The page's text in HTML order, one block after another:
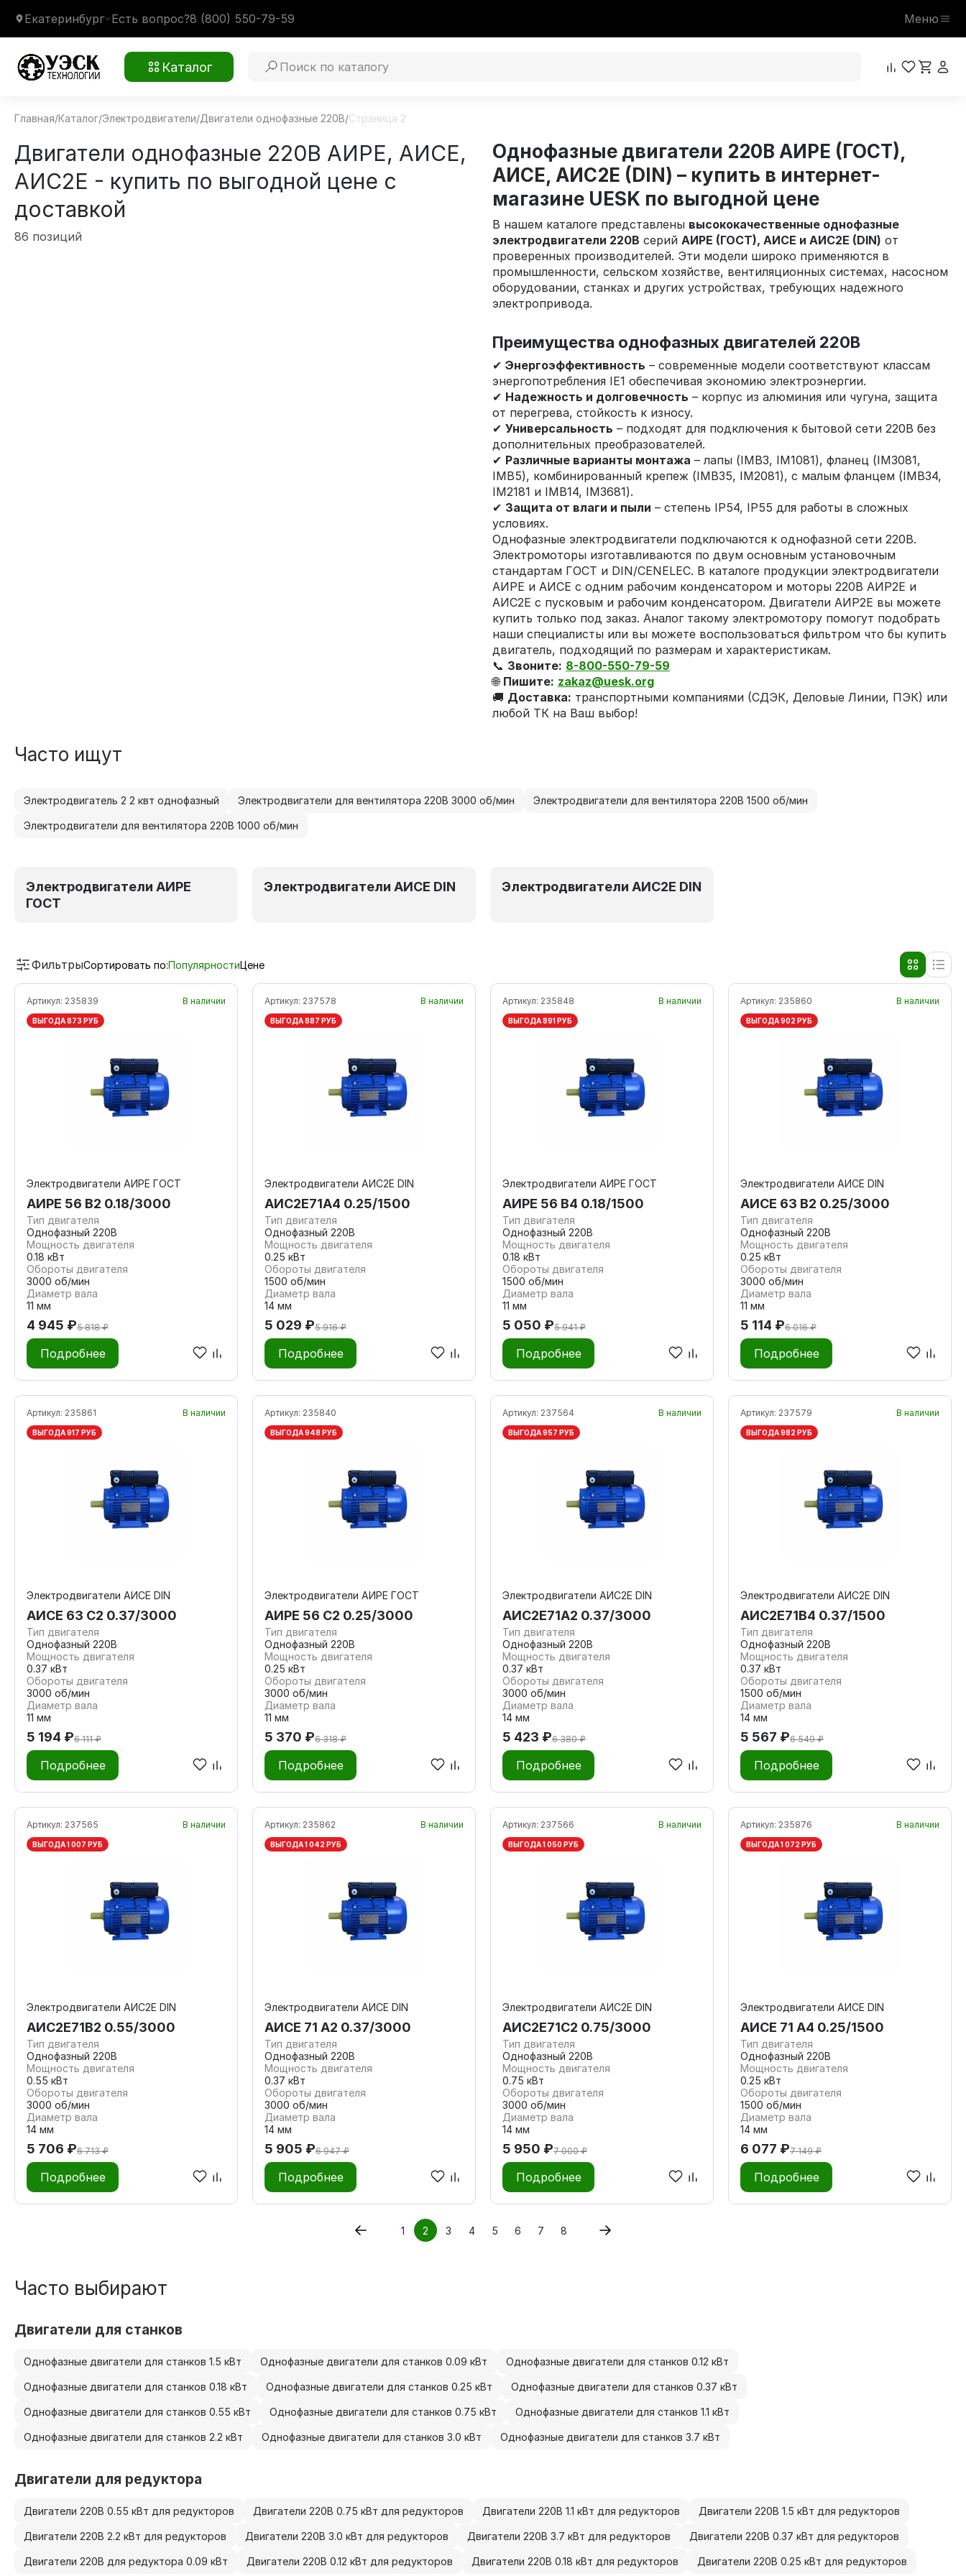
Екатеринбург Есть вопрос?8 (800) 550-79-59 Меню
Каталог
Главная/Каталог/Электродвигатели/Двигатели однофазные 220В/Страница 2
Двигатели однофазные 220В АИРЕ, АИСЕ,
АИС2Е - купить по выгодной цене с
доставкой
86 позиций
Однофазные двигатели 220В АИРЕ (ГОСТ),
АИСЕ, АИС2Е (DIN) – купить в интернет-
магазине UESK по выгодной цене
В нашем каталоге представлены высококачественные однофазные
электродвигатели 220В серийАИРЕ (ГОСТ), АИСЕ и АИС2Е (DIN) от
проверенных производителей. Эти модели широко применяются в
промышленности, сельском хозяйстве, вентиляционных системах, насосном
оборудовании, станках и других устройствах, требующих надежного
электропривода.
Преимущества однофазных двигателей 220В
✔Энергоэффективность – современные модели соответствуют классам
энергопотребления IE1 обеспечивая экономию электроэнергии.
✔ Надежность и долговечность – корпус из алюминия или чугуна, защита
от перегрева, стойкость к износу.
✔Универсальность – подходят для подключения к бытовой сети 220В без
дополнительных преобразователей.
✔ Различные варианты монтажа – лапы (IMB3, IM1081), фланец (IM3081,
IMB5), комбинированный крепеж (IMB35, IM2081), с малым фланцем (IMB34,
IM2181 и IMB14, IM3681).
✔ Защита от влаги и пыли – степень IP54, IP55 для работы в сложных
условиях.
Однофазные электродвигатели подключаются к однофазной сети 220В.
Электромоторы изготавливаются по двум основным установочным
стандартам ГОСТ и DIN/CENELEC. В каталоге продукции электродвигатели
АИРЕ и АИСЕ с одним рабочим конденсатором и моторы 220В АИР2Е и
АИС2Е с пусковым и рабочим конденсатором. Двигатели АИР2Е вы можете
купить только под заказ. Аналог такому электромотору помогут подобрать
наши специалисты или вы можете воспользоваться фильтром что бы купить
двигатель, подходящий по размерам и характеристикам.
📞 Звоните: 8-800-550-79-59
🌐 Пишите: zakaz@uesk.org
🚚 Доставка: транспортными компаниями (СДЭК, Деловые Линии, ПЭК) или
любой ТК на Ваш выбор!
Часто ищут
Электродвигатель 2 2 квт однофазный Электродвигатели для вентилятора 220В 3000 об/мин Электродвигатели для вентилятора 220В 1500 об/мин
Электродвигатели для вентилятора 220В 1000 об/мин
Электродвигатели АИРЕ
ГОСТ
Электродвигатели АИСЕ DIN Электродвигатели АИС2Е DIN
ФильтрыСортировать по:ПопулярностиЦене
Артикул: 235839 В наличии
ВЫГОДА 873 РУБ
Электродвигатели АИРЕ ГОСТ
АИРЕ 56 В2 0.18/3000
Тип двигателя
Однофазный 220В
Мощность двигателя
0.18 кВт
Обороты двигателя
3000 об/мин
Диаметр вала
11 мм
4 945 ₽5 818 ₽
Подробнее
Артикул: 237578 В наличии
ВЫГОДА 887 РУБ
Электродвигатели АИС2Е DIN
АИС2Е71А4 0.25/1500
Тип двигателя
Однофазный 220В
Мощность двигателя
0.25 кВт
Обороты двигателя
1500 об/мин
Диаметр вала
14 мм
5 029 ₽5 916 ₽
Подробнее
Артикул: 235848 В наличии
ВЫГОДА 891 РУБ
Электродвигатели АИРЕ ГОСТ
АИРЕ 56 В4 0.18/1500
Тип двигателя
Однофазный 220В
Мощность двигателя
0.18 кВт
Обороты двигателя
1500 об/мин
Диаметр вала
11 мм
5 050 ₽5 941 ₽
Подробнее
Артикул: 235860 В наличии
ВЫГОДА 902 РУБ
Электродвигатели АИСЕ DIN
АИСЕ 63 В2 0.25/3000
Тип двигателя
Однофазный 220В
Мощность двигателя
0.25 кВт
Обороты двигателя
3000 об/мин
Диаметр вала
11 мм
5 114 ₽6 016 ₽
Подробнее
Артикул: 235861 В наличии
ВЫГОДА 917 РУБ
Электродвигатели АИСЕ DIN
АИСЕ 63 С2 0.37/3000
Тип двигателя
Однофазный 220В
Мощность двигателя
0.37 кВт
Обороты двигателя
3000 об/мин
Диаметр вала
11 мм
5 194 ₽6 111 ₽
Подробнее
Артикул: 235840
ВЫГОДА 948 РУБ
Электродвигатели АИРЕ ГОСТ
АИРЕ 56 C2 0.25/3000
Тип двигателя
Однофазный 220В
Мощность двигателя
0.25 кВт
Обороты двигателя
3000 об/мин
Диаметр вала
11 мм
5 370 ₽6 318 ₽
Подробнее
Артикул: 237564 В наличии
ВЫГОДА 957 РУБ
Электродвигатели АИС2Е DIN
АИС2Е71А2 0.37/3000
Тип двигателя
Однофазный 220В
Мощность двигателя
0.37 кВт
Обороты двигателя
3000 об/мин
Диаметр вала
14 мм
5 423 ₽6 380 ₽
Подробнее
Артикул: 237579 В наличии
ВЫГОДА 982 РУБ
Электродвигатели АИС2Е DIN
АИС2Е71В4 0.37/1500
Тип двигателя
Однофазный 220В
Мощность двигателя
0.37 кВт
Обороты двигателя
1500 об/мин
Диаметр вала
14 мм
5 567 ₽6 549 ₽
Подробнее
Артикул: 237565 В наличии
ВЫГОДА 1 007 РУБ
Электродвигатели АИС2Е DIN
АИС2Е71B2 0.55/3000
Тип двигателя
Однофазный 220В
Мощность двигателя
0.55 кВт
Обороты двигателя
3000 об/мин
Диаметр вала
14 мм
5 706 ₽6 713 ₽
Подробнее
Артикул: 235862 В наличии
ВЫГОДА 1 042 РУБ
Электродвигатели АИСЕ DIN
АИСЕ 71 А2 0.37/3000
Тип двигателя
Однофазный 220В
Мощность двигателя
0.37 кВт
Обороты двигателя
3000 об/мин
Диаметр вала
14 мм
5 905 ₽6 947 ₽
Подробнее
Артикул: 237566 В наличии
ВЫГОДА 1 050 РУБ
Электродвигатели АИС2Е DIN
АИС2Е71С2 0.75/3000
Тип двигателя
Однофазный 220В
Мощность двигателя
0.75 кВт
Обороты двигателя
3000 об/мин
Диаметр вала
14 мм
5 950 ₽7 000 ₽
Подробнее
Артикул: 235876 В наличии
ВЫГОДА 1 072 РУБ
Электродвигатели АИСЕ DIN
АИСЕ 71 А4 0.25/1500
Тип двигателя
Однофазный 220В
Мощность двигателя
0.25 кВт
Обороты двигателя
1500 об/мин
Диаметр вала
14 мм
6 077 ₽7 149 ₽
Подробнее
1 2 3 4 5 6 7 8
Часто выбирают
Двигатели для станков
Однофазные двигатели для станков 1.5 кВт Однофазные двигатели для станков 0.09 кВт Однофазные двигатели для станков 0.12 кВт
Однофазные двигатели для станков 0.18 кВт Однофазные двигатели для станков 0.25 кВт Однофазные двигатели для станков 0.37 кВт
Однофазные двигатели для станков 0.55 кВт Однофазные двигатели для станков 0.75 кВт Однофазные двигатели для станков 1.1 кВт
Однофазные двигатели для станков 2.2 кВт Однофазные двигатели для станков 3.0 кВт Однофазные двигатели для станков 3.7 кВт
Двигатели для редуктора
Двигатели 220В 0.55 кВт для редукторов Двигатели 220В 0.75 кВт для редукторов Двигатели 220В 1.1 кВт для редукторов Двигатели 220В 1.5 кВт для редукторов
Двигатели 220В 2.2 кВт для редукторов Двигатели 220В 3.0 кВт для редукторов Двигатели 220В 3.7 кВт для редукторов Двигатели 220В 0.37 кВт для редукторов
Двигатели 220В для редуктора 0.09 кВт Двигатели 220В 0.12 кВт для редукторов Двигатели 220В 0.18 кВт для редукторов Двигатели 220В 0.25 кВт для редукторов